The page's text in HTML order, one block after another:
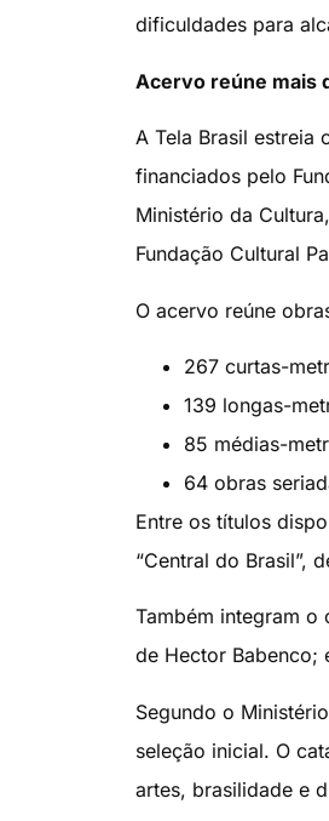
dificuldades para
Acervo reúne mais
A Tela Brasil estreia
financiados pelo
Ministério da
Fundação Cultural
O acervo reúne
267 curtas-
139 longas-
85 médias-
64 obras
Entre os títulos
“Central do Brasil”,
Também integram o
de Hector Babenco;
Segundo o
seleção inicial. O
artes, brasilidade e